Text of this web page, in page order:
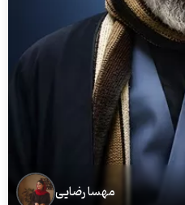
مهسا رضایی